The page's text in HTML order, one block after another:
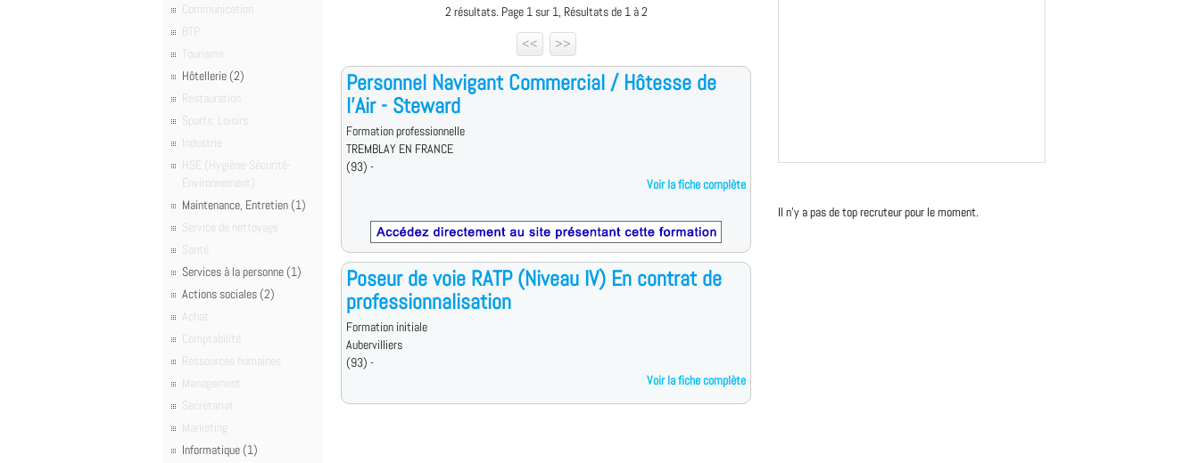
Communication
BTP
Tourisme
Hôtellerie (2)
Restauration
Sports, Loisirs
Industrie
HSE (Hygiène-Sécurité-
Environnement)
Maintenance, Entretien (1)
Service de nettoyage
Santé
Services à la personne (1)
Actions sociales (2)
Achat
Comptabilité
Ressources humaines
Management
Secrétariat
Marketing
Informatique (1)
2 résultats. Page 1 sur 1, Résultats de 1 à 2
<<
>>
Personnel Navigant Commercial / Hôtesse de
l'Air - Steward
Formation professionnelle
TREMBLAY EN FRANCE
(93) -
Voir la fiche complète
Poseur de voie RATP (Niveau IV) En contrat de
professionnalisation
Formation initiale
Aubervilliers
(93) -
Voir la fiche complète
Il n'y a pas de top recruteur pour le moment.